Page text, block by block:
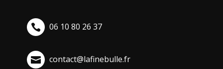
06 10 80 26 37
contact@lafinebulle.fr